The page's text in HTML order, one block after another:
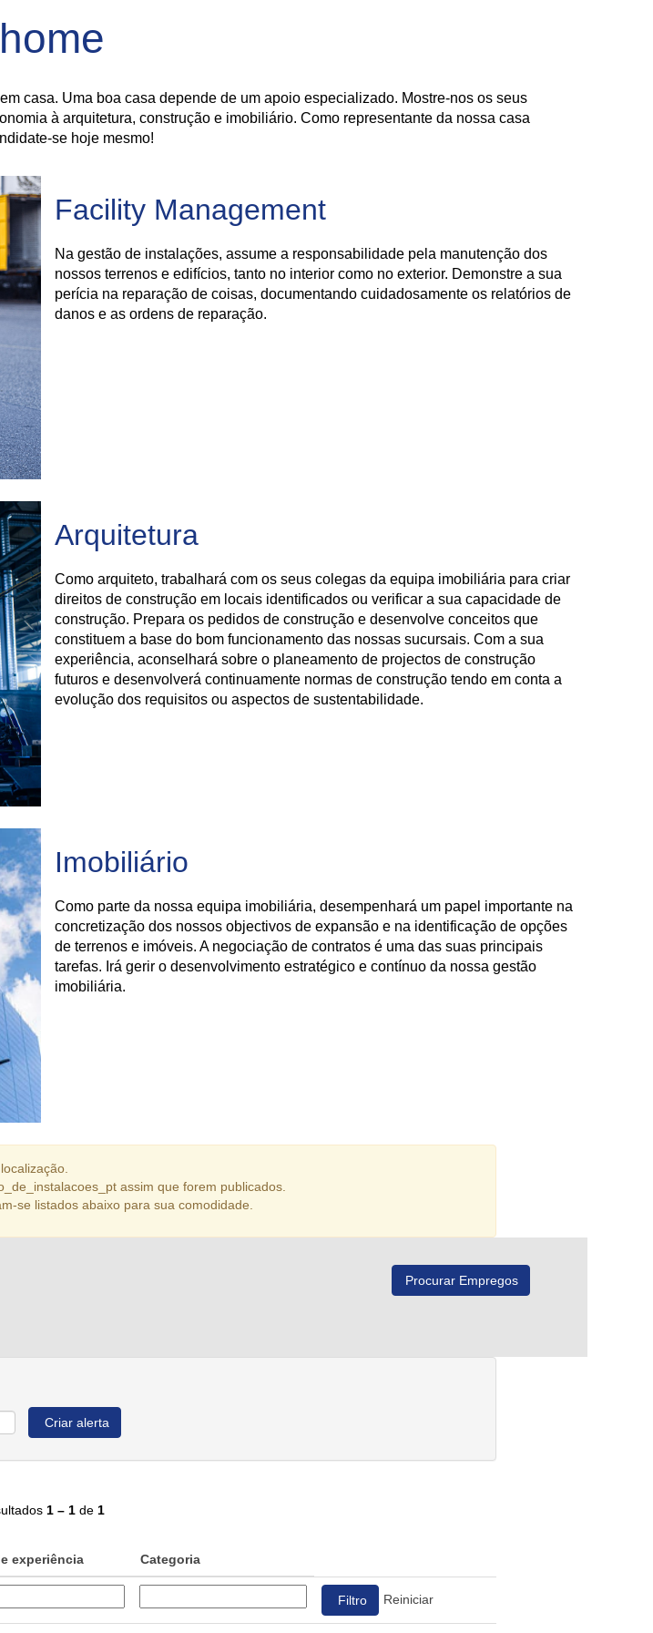
casa. Uma boa casa depende de um apoio especializado. Mostre-nos os seus
à arquitetura, construção e imobiliário. Como representante da nossa casa
se hoje mesmo!
Facility Management
Na gestão de instalações, assume a responsabilidade pela manutenção dos
nossos terrenos e edifícios, tanto no interior como no exterior. Demonstre a sua
perícia na reparação de coisas, documentando cuidadosamente os relatórios de
danos e as ordens de reparação.
Arquitetura
Como arquiteto, trabalhará com os seus colegas da equipa imobiliária para criar
direitos de construção em locais identificados ou verificar a sua capacidade de
construção. Prepara os pedidos de construção e desenvolve conceitos que
constituem a base do bom funcionamento das nossas sucursais. Com a sua
experiência, aconselhará sobre o planeamento de projectos de construção
futuros e desenvolverá continuamente normas de construção tendo em conta a
evolução dos requisitos ou aspectos de sustentabilidade.
Imobiliário
Como parte da nossa equipa imobiliária, desempenhará um papel importante na
concretização dos nossos objectivos de expansão e na identificação de opções
de terrenos e imóveis. A negociação de contratos é uma das suas principais
tarefas. Irá gerir o desenvolvimento estratégico e contínuo da nossa gestão
imobiliária.
assim que forem publicados.
se listados abaixo para sua comodidade.
1 – 1de 1
experiência Categoria
Reiniciar